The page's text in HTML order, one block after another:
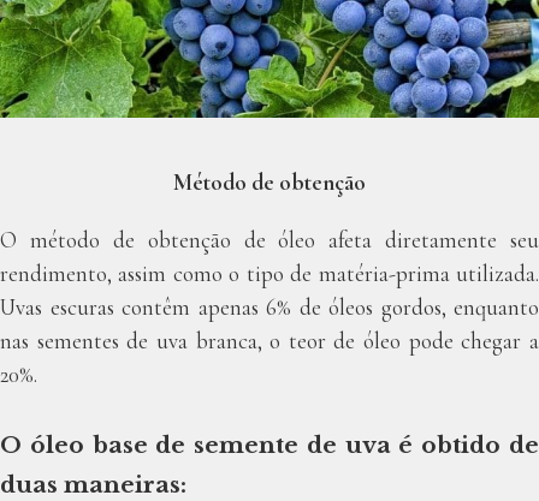
Método de obtenção
O método de obtenção de óleo afeta diretamente seu
rendimento, assim como o tipo de matéria-prima utilizada.
Uvas escuras contêm apenas 6% de óleos gordos, enquanto
nas sementes de uva branca, o teor de óleo pode chegar a
20%.
O óleo base de semente de uva é obtido de
duas maneiras: